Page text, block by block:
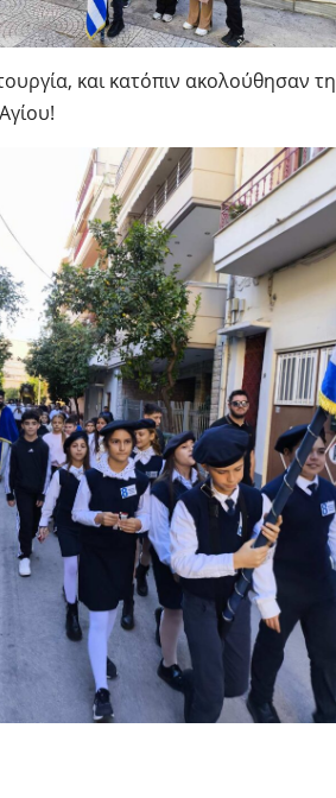
και κατόπιν ακολούθησαν τη